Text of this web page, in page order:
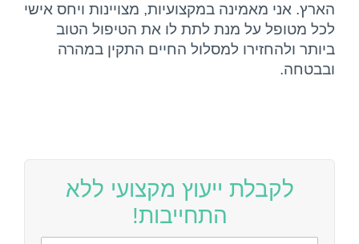
הארץ. אני מאמינה במקצועיות, מצויינות ויחס אישי
לכל מטופל על מנת לתת לו את הטיפול הטוב
ביותר ולהחזירו למסלול החיים התקין במהרה
ובבטחה.
לקבלת ייעוץ מקצועי ללא
התחייבות!